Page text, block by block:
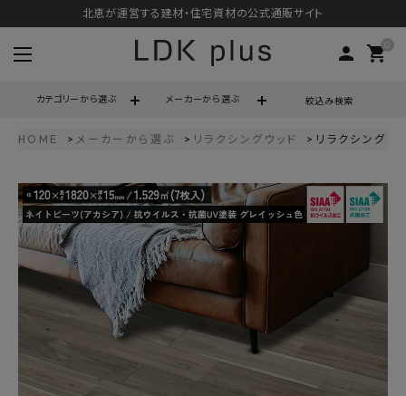
北恵が運営する建材・住宅資材の公式通販サイト
person 0
shopping_cart
カテゴリーから選ぶ メーカーから選ぶ 絞込み検索
call 06-6121-9302
schedule営業時間 - 10:00～17:00（定休日 - 土日祝）
ACCOUNT MENU
ようこそ ゲスト 様
ログイン
HOME メーカーから選ぶ リラクシングウッド リラクシング